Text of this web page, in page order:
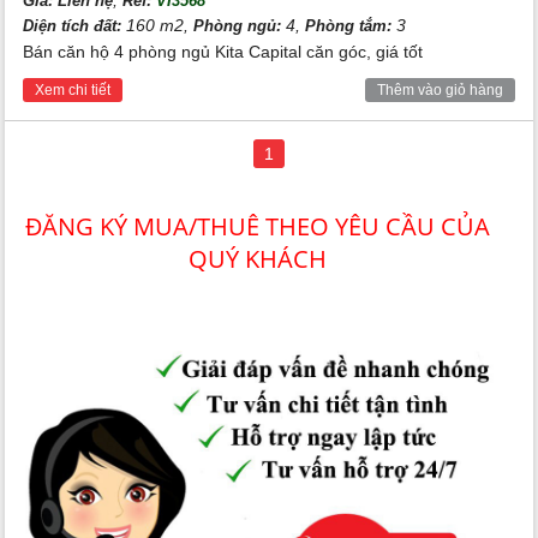
án. Tiện ích sân golf có thể coi là một trong những tiện ích
hoành tráng nhất mà bất cứ gia chủ nào thuộc khu đô thị
Ciputra đều muốn sở hữu.
Xem thêm:
Bán The Melody Village Ciputra
Diện tích đất: 160 m2,Phòng ngủ: 4,Phòng tắm: 3
Bán căn hộ 4 phòng ngủ Kita Capital căn góc, giá tốt
Xem chi tiết Thêm vào giỏ hàng
1
ĐĂNG KÝ MUA/THUÊ THEO YÊU CẦU CỦA
QUÝ KHÁCH